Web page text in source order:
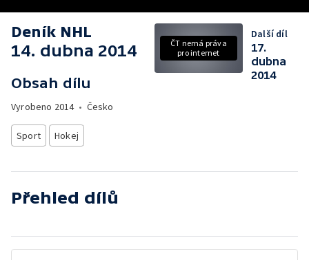
Deník NHL
14. dubna 2014
Obsah dílu
Vyrobeno 2014• Česko
Sport Hokej
ČT nemá práva
pro internet
Další díl
17.
dubna
2014
Přehled dílů